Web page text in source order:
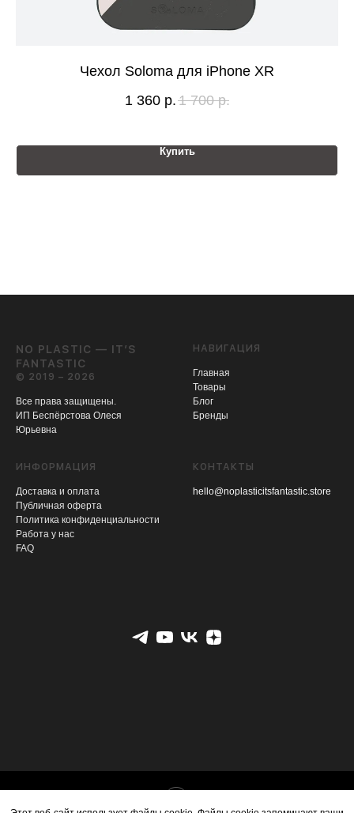
Чехол Soloma для iPhone XR
1 360 р.1 700 р.
Купить
NO PLASTIC — IT’S
FANTASTIC
© 2019 – 2026
Все права защищены.
ИП Беспёрстова Олеся
Юрьевна
НАВИГАЦИЯ
Главная
Товары
Блог
Бренды
ИНФОРМАЦИЯ
Доставка и оплата
Публичная оферта
Политика конфиденциальности
Работа у нас
FAQ
КОНТАКТЫ
hello@noplasticitsfantastic.store